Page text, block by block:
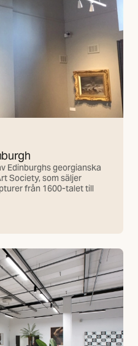
Edinburghs georgianska
Society, som säljer
från 1600-talet till